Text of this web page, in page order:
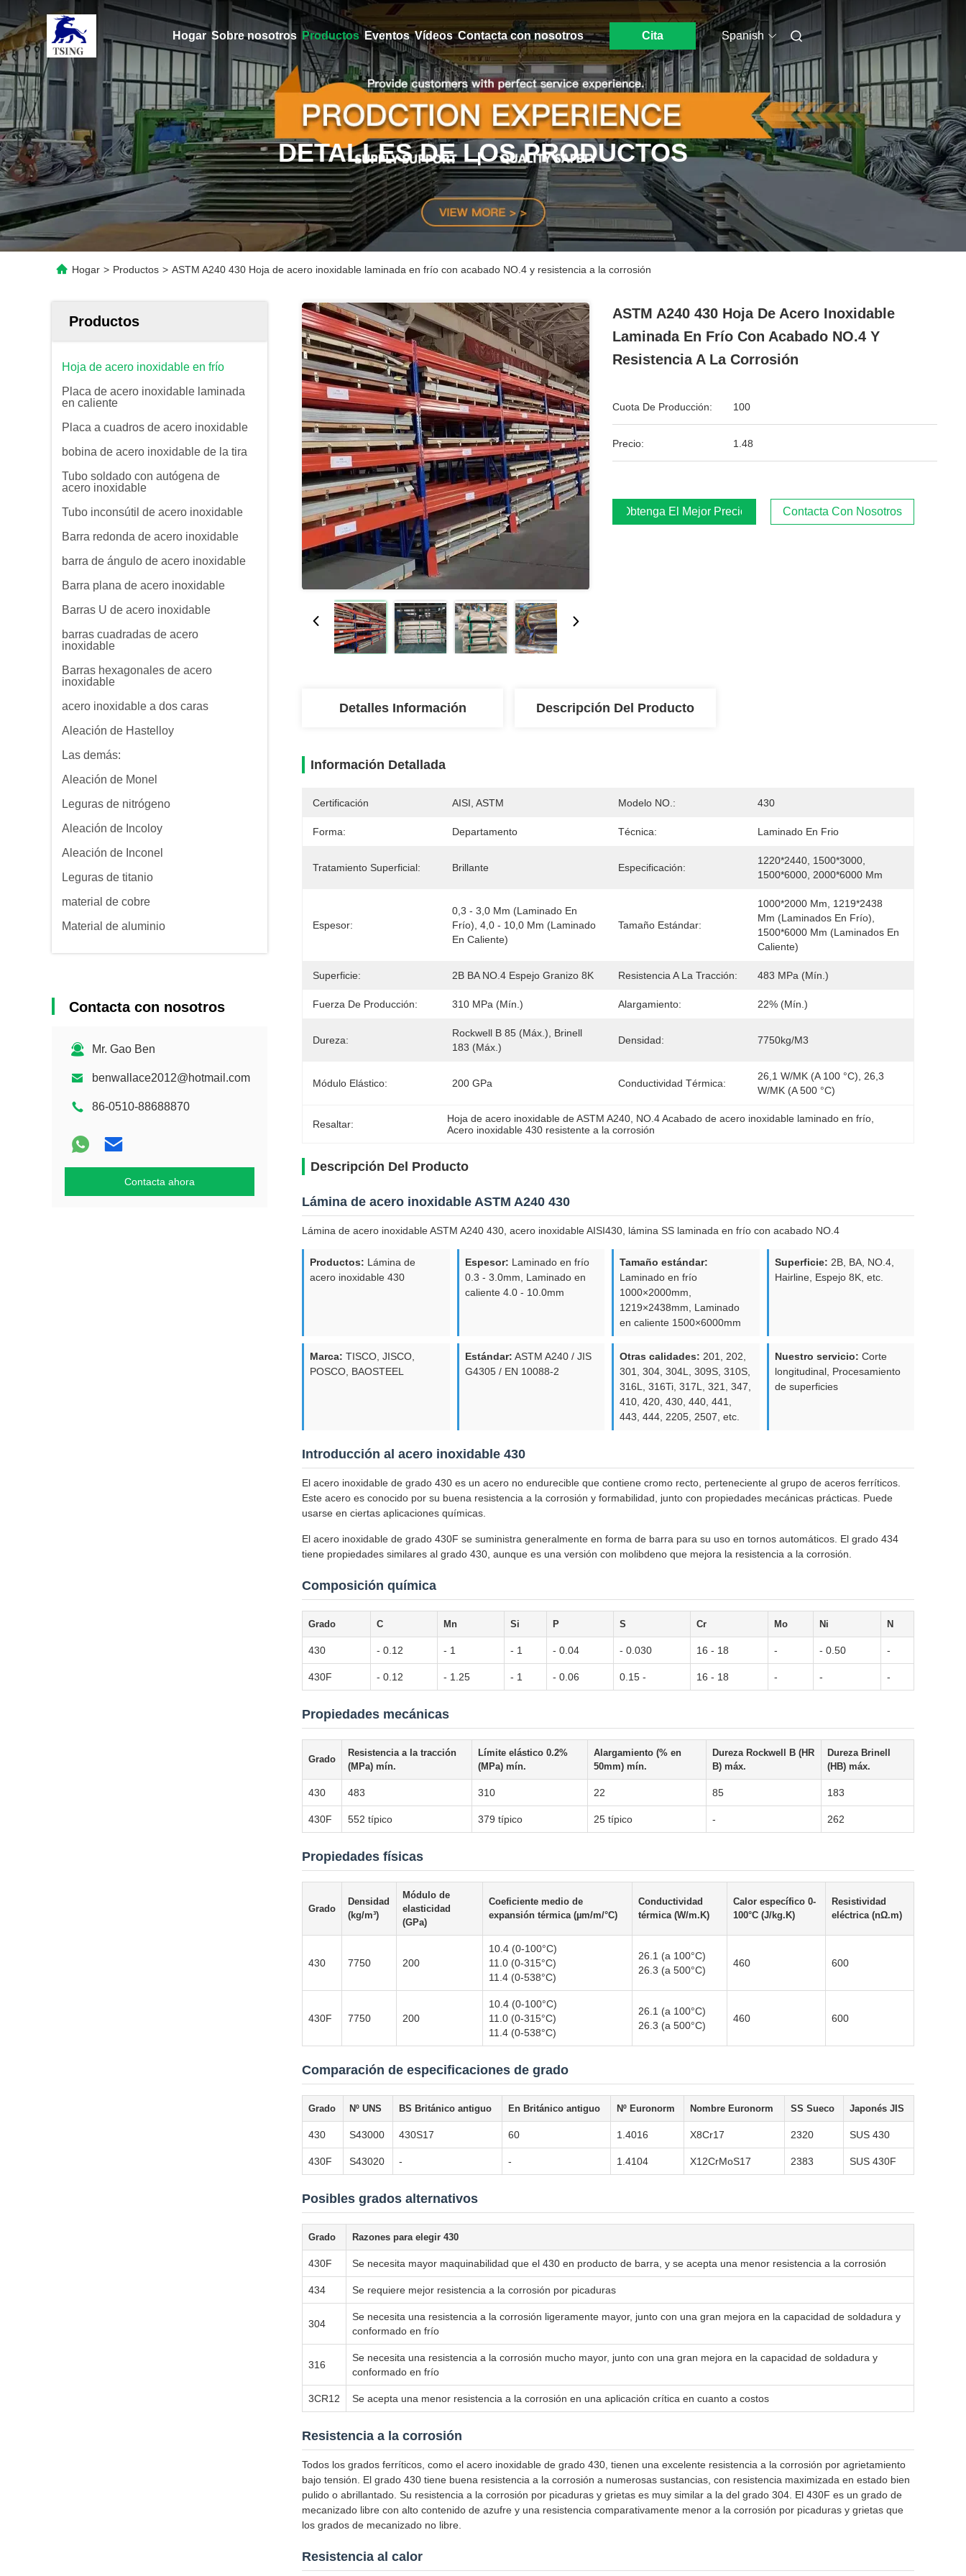
Hogar Sobre nosotros Productos Eventos Vídeos Contacta con nosotros Cita Spanish
DETALLES DE LOS PRODUCTOS
Hogar > Productos > ASTM A240 430 Hoja de acero inoxidable laminada en frío con acabado NO.4 y resistencia a la corrosión
Productos
Hoja de acero inoxidable en frío
Placa de acero inoxidable laminada
en caliente
Placa a cuadros de acero inoxidable
bobina de acero inoxidable de la tira
Tubo soldado con autógena de
acero inoxidable
Tubo inconsútil de acero inoxidable
Barra redonda de acero inoxidable
barra de ángulo de acero inoxidable
Barra plana de acero inoxidable
Barras U de acero inoxidable
barras cuadradas de acero
inoxidable
Barras hexagonales de acero
inoxidable
acero inoxidable a dos caras
Aleación de Hastelloy
Las demás:
Aleación de Monel
Leguras de nitrógeno
Aleación de Incoloy
Aleación de Inconel
Leguras de titanio
material de cobre
Material de aluminio
Contacta con nosotros
Mr. Gao Ben
benwallace2012@hotmail.com
86-0510-88688870
Contacta ahora
ASTM A240 430 Hoja De Acero Inoxidable
Laminada En Frío Con Acabado NO.4 Y
Resistencia A La Corrosión
Cuota De Producción: 100
Precio: 1.48
Obtenga El Mejor Precio Contacta Con Nosotros
Detalles Información Descripción Del Producto
Información Detallada
Certificación AISI, ASTM Modelo NO.: 430
Forma: Departamento Técnica: Laminado En Frio
Tratamiento Superficial: Brillante Especificación:
1220*2440, 1500*3000,
1500*6000, 2000*6000 Mm
Espesor:
0,3 - 3,0 Mm (laminado En
Frío), 4,0 - 10,0 Mm (laminado
En Caliente)
Tamaño Estándar:
1000*2000 Mm, 1219*2438
Mm (laminados En Frío),
1500*6000 Mm (laminados En
Caliente)
Superficie: 2B BA NO.4 Espejo Granizo 8K Resistencia A La Tracción: 483 MPa (mín.)
Fuerza De Producción: 310 MPa (mín.) Alargamiento: 22% (mín.)
Dureza:
Rockwell B 85 (máx.), Brinell
183 (máx.)
Densidad: 7750kg/m3
Módulo Elástico: 200 GPa Conductividad Térmica:
26,1 W/mK (a 100 °C), 26,3
W/mK (a 500 °C)
Resaltar: Hoja de acero inoxidable de ASTM A240 NO.4 Acabado de acero inoxidable laminado en frío
Acero inoxidable 430 resistente a la corrosión
Descripción Del Producto
Lámina de acero inoxidable ASTM A240 430
Lámina de acero inoxidable ASTM A240 430, acero inoxidable AISI430, lámina SS laminada en frío con acabado NO.4
Productos: Lámina de
acero inoxidable 430
Espesor: Laminado en frío
0.3 - 3.0mm, Laminado en
caliente 4.0 - 10.0mm
Tamaño estándar:
Laminado en frío
1000×2000mm,
1219×2438mm, Laminado
en caliente 1500×6000mm
Superficie: 2B, BA, NO.4,
Hairline, Espejo 8K, etc.
Marca: TISCO, JISCO,
POSCO, BAOSTEEL
Estándar: ASTM A240 / JIS
G4305 / EN 10088-2
Otras calidades: 201, 202,
301, 304, 304L, 309S, 310S,
316L, 316Ti, 317L, 321, 347,
410, 420, 430, 440, 441,
443, 444, 2205, 2507, etc.
Nuestro servicio: Corte
longitudinal, Procesamiento
de superficies
Introducción al acero inoxidable 430
El acero inoxidable de grado 430 es un acero no endurecible que contiene cromo recto, perteneciente al grupo de aceros ferríticos.
Este acero es conocido por su buena resistencia a la corrosión y formabilidad, junto con propiedades mecánicas prácticas. Puede
usarse en ciertas aplicaciones químicas.
El acero inoxidable de grado 430F se suministra generalmente en forma de barra para su uso en tornos automáticos. El grado 434
tiene propiedades similares al grado 430, aunque es una versión con molibdeno que mejora la resistencia a la corrosión.
Composición química
Grado C Mn Si P S Cr Mo Ni N
430 - 0.12 - 1 - 1 - 0.04 - 0.030 16 - 18 - - 0.50 -
430F - 0.12 - 1.25 - 1 - 0.06 0.15 - 16 - 18 - - -
Propiedades mecánicas
Grado
Resistencia a la tracción
(MPa) mín.
Límite elástico 0.2%
(MPa) mín.
Alargamiento (% en
50mm) mín.
Dureza Rockwell B (HR
B) máx.
Dureza Brinell
(HB) máx.
430 483 310 22 85 183
430F 552 típico 379 típico 25 típico - 262
Propiedades físicas
Grado
Densidad
(kg/m³)
Módulo de
elasticidad
(GPa)
Coeficiente medio de
expansión térmica (µm/m/°C)
Conductividad
térmica (W/m.K)
Calor específico 0-
100°C (J/kg.K)
Resistividad
eléctrica (nΩ.m)
430 7750 200
10.4 (0-100°C)
11.0 (0-315°C)
11.4 (0-538°C)
26.1 (a 100°C)
26.3 (a 500°C)
460 600
430F 7750 200
10.4 (0-100°C)
11.0 (0-315°C)
11.4 (0-538°C)
26.1 (a 100°C)
26.3 (a 500°C)
460 600
Comparación de especificaciones de grado
Grado Nº UNS BS Británico antiguo En Británico antiguo Nº Euronorm Nombre Euronorm SS Sueco Japonés JIS
430 S43000 430S17 60 1.4016 X8Cr17 2320 SUS 430
430F S43020 - - 1.4104 X12CrMoS17 2383 SUS 430F
Posibles grados alternativos
Grado Razones para elegir 430
430F Se necesita mayor maquinabilidad que el 430 en producto de barra, y se acepta una menor resistencia a la corrosión
434 Se requiere mejor resistencia a la corrosión por picaduras
304
Se necesita una resistencia a la corrosión ligeramente mayor, junto con una gran mejora en la capacidad de soldadura y
conformado en frío
316
Se necesita una resistencia a la corrosión mucho mayor, junto con una gran mejora en la capacidad de soldadura y
conformado en frío
3CR12 Se acepta una menor resistencia a la corrosión en una aplicación crítica en cuanto a costos
Resistencia a la corrosión
Todos los grados ferríticos, como el acero inoxidable de grado 430, tienen una excelente resistencia a la corrosión por agrietamiento
bajo tensión. El grado 430 tiene buena resistencia a la corrosión a numerosas sustancias, con resistencia maximizada en estado bien
pulido o abrillantado. Su resistencia a la corrosión por picaduras y grietas es muy similar a la del grado 304. El 430F es un grado de
mecanizado libre con alto contenido de azufre y una resistencia comparativamente menor a la corrosión por picaduras y grietas que
los grados de mecanizado no libre.
Resistencia al calor